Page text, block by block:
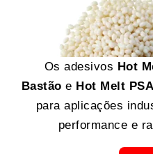
Os adesivos Hot
Bastão e Hot Melt PSA
para aplicações
performance e